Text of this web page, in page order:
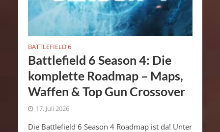
BATTLEFIELD 6
Battlefield 6 Season 4: Die
komplette Roadmap – Maps,
Waffen & Top Gun Crossover
17. Juli 2026
Die Battlefield 6 Season 4 Roadmap ist da! Unter